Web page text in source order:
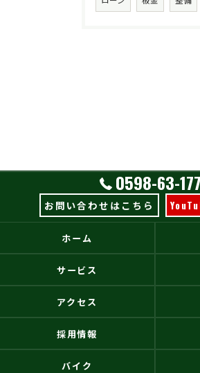
0598-63-
お問い合わせはこちら
ホーム
サービス
アクセス
採用情報
バイク